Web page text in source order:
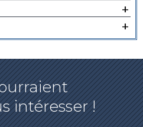
+
+
intéresser !